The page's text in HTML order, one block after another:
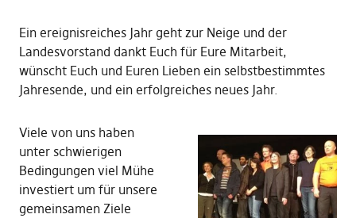
Ein ereignisreiches Jahr geht zur Neige und der
Landesvorstand dankt Euch für Eure Mitarbeit,
wünscht Euch und Euren Lieben ein selbstbestimmtes
Jahresende, und ein erfolgreiches neues Jahr.
Viele von uns haben
unter schwierigen
Bedingungen viel Mühe
investiert um für unsere
gemeinsamen Ziele